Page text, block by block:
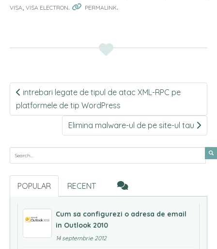
VISA, VISA ELECTRON. PERMALINK.
Post
navigation
intrebari legate de tipul de atac XML-RPC pe
platformele de tip WordPress
Elimina malware-ul de pe site-ul tau
Search for:
POPULAR RECENT
Cum sa configurezi o adresa de email
in Outlook 2010
14 septembrie 2012